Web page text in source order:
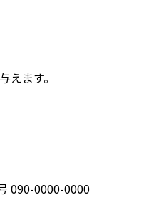
ます。
090-0000-0000